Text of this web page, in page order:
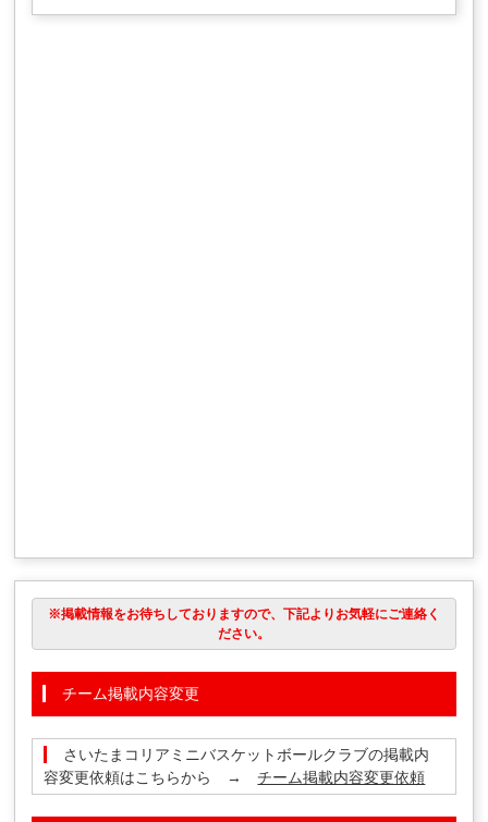
※掲載情報をお待ちしておりますので、下記よりお気軽にご連絡く
ださい。
チーム掲載内容変更
さいたまコリアミニバスケットボールクラブの掲載内
容変更依頼はこちらから →チーム掲載内容変更依頼